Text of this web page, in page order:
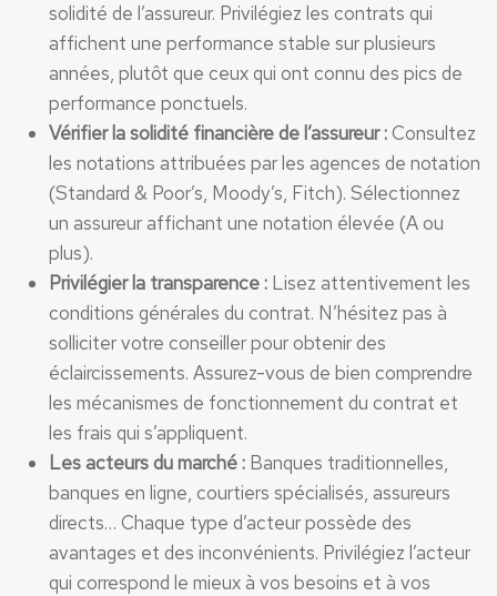
solidité de l’assureur. Privilégiez les contrats qui
affichent une performance stable sur plusieurs
années, plutôt que ceux qui ont connu des pics de
performance ponctuels.
Vérifier la solidité financière de l’assureur :Consultez
les notations attribuées par les agences de notation
(Standard & Poor’s, Moody’s, Fitch). Sélectionnez
un assureur affichant une notation élevée (A ou
plus).
Privilégier la transparence : Lisez attentivement les
conditions générales du contrat. N’hésitez pas à
solliciter votre conseiller pour obtenir des
éclaircissements. Assurez-vous de bien comprendre
les mécanismes de fonctionnement du contrat et
les frais qui s’appliquent.
Les acteurs du marché : Banques traditionnelles,
banques en ligne, courtiers spécialisés, assureurs
directs… Chaque type d’acteur possède des
avantages et des inconvénients. Privilégiez l’acteur
qui correspond le mieux à vos besoins et à vos